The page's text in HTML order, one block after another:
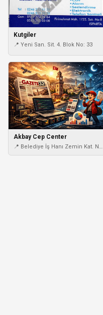
Kutgiler
📍 Yeni San. Sit. 4. Blok No: 33
Akbay Cep Center
📍 Belediye İş Hanı Zemin Kat. No:
121 Kaymakkapı Meydanı